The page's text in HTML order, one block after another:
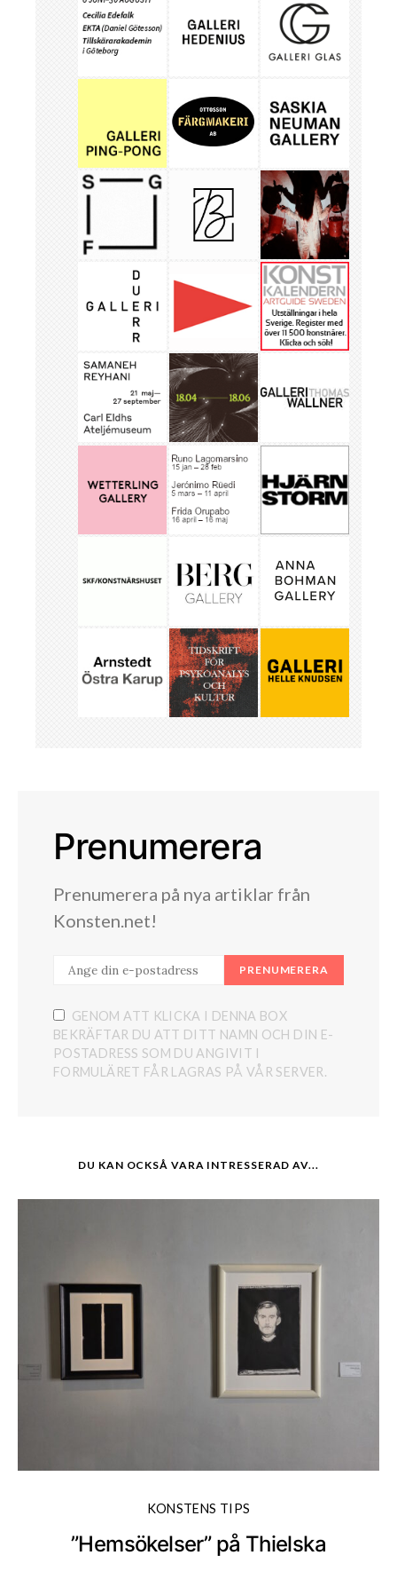
Prenumerera
Prenumerera på nya artiklar från
Konsten.net!
PRENUMERERA
GENOM ATT KLICKA I DENNA BOX
BEKRÄFTAR DU ATT DITT NAMN OCH DIN E-
POSTADRESS SOM DU ANGIVIT I
FORMULÄRET FÅR LAGRAS PÅ VÅR SERVER.
DU KAN OCKSÅ VARA INTRESSERAD AV...
KONSTENS TIPS
”Hemsökelser” på Thielska